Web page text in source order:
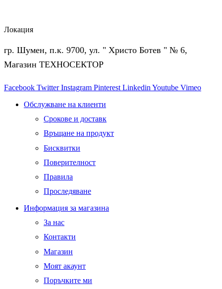
Локация
гр. Шумен, п.к. 9700, ул. " Христо Ботев " № 6,
Магазин ТЕХНОСЕКТОР
Facebook Twitter Instagram Pinterest Linkedin Youtube Vimeo
Обслужване на клиенти
Срокове и доставк
Връщане на продукт
Бисквитки
Поверителност
Правила
Проследяване
Информация за магазина
За нас
Контакти
Магазин
Моят акаунт
Поръчките ми